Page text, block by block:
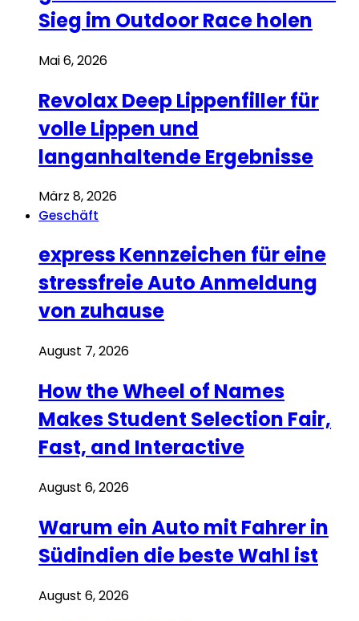
Sieg im Outdoor Race holen
Mai 6, 2026
Revolax Deep Lippenfiller für
volle Lippen und
langanhaltende Ergebnisse
März 8, 2026
Geschäft
express Kennzeichen für eine
stressfreie Auto Anmeldung
von zuhause
August 7, 2026
How the Wheel of Names
Makes Student Selection Fair,
Fast, and Interactive
August 6, 2026
Warum ein Auto mit Fahrer in
Südindien die beste Wahl ist
August 6, 2026